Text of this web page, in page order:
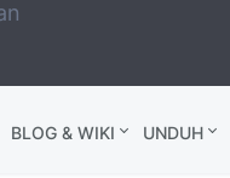
BLOG & WIKI UNDUH